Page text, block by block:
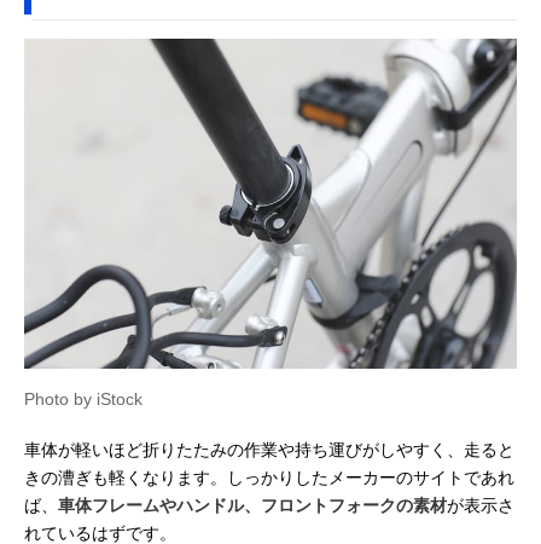
Photo by iStock
車体が軽いほど折りたたみの作業や持ち運びがしやすく、走ると
きの漕ぎも軽くなります。しっかりしたメーカーのサイトであれ
ば、 車体フレームやハンドル、フロントフォークの素材が表示さ
れているはずです。